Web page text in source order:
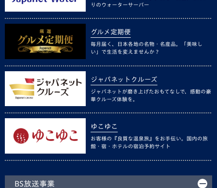
りのウォーターサーバー
グルメ定期便
毎月届く、日本各地の名物・名産品。「美味し
い」で生活を変えませんか？
ジャパネットクルーズ
ジャパネットが磨き上げたおもてなしで、感動の豪
華クルーズ体験を。
ゆこゆこ
お客様の『良質な温泉旅』をお手伝い。国内の旅
館・宿・ホテルの宿泊予約サイト
BS放送事業